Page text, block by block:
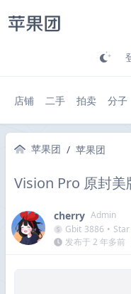
店铺 二手 拍卖 分子
苹果团 / 苹果团
Vision Pro 原封美
cherry Admin
Gbit 3886 • Star
发布于 2 年多前